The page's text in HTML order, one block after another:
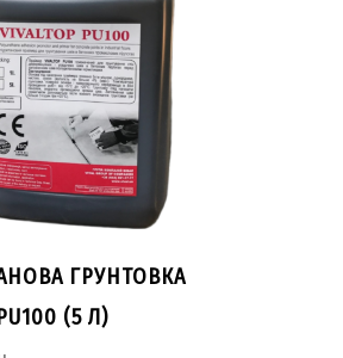
ГРУНТОВКА
(5 Л)